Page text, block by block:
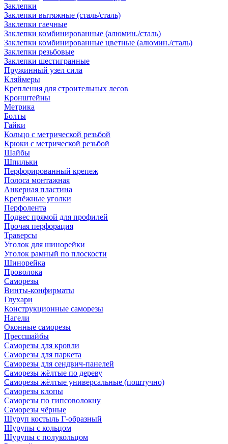
Заклепки
Заклепки вытяжные (сталь/сталь)
Заклепки гаечные
Заклепки комбинированные (алюмин./сталь)
Заклепки комбинированные цветные (алюмин./сталь)
Заклепки резьбовые
Заклепки шестигранные
Пружинный узел сила
Кляймеры
Крепления для строительных лесов
Кронштейны
Метрика
Болты
Гайки
Кольцо с метрической резьбой
Крюки с метрической резьбой
Шайбы
Шпильки
Перфорированный крепеж
Полоса монтажная
Анкерная пластина
Крепёжные уголки
Перфолента
Подвес прямой для профилей
Прочая перфорация
Траверсы
Уголок для шинорейки
Уголок рамный по плоскости
Шинорейка
Проволока
Саморезы
Винты-конфирматы
Глухари
Конструкционные саморезы
Нагели
Оконные саморезы
Прессшайбы
Саморезы для кровли
Саморезы для паркета
Саморезы для сендвич-панелей
Саморезы жёлтые по дереву
Саморезы жёлтые универсальные (поштучно)
Саморезы клопы
Саморезы по гипсоволокну
Саморезы чёрные
Шуруп костыль Г-образный
Шурупы с кольцом
Шурупы с полукольцом